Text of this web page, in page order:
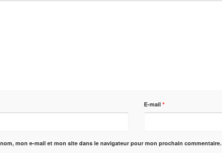
E-mail *
mon e-mail et mon site dans le navigateur pour mon prochain commentaire.